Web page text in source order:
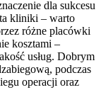
dla sukcesu
kliniki – warto
różne placówki
kosztami –
usług. Dobrym
podczas
operacji oraz